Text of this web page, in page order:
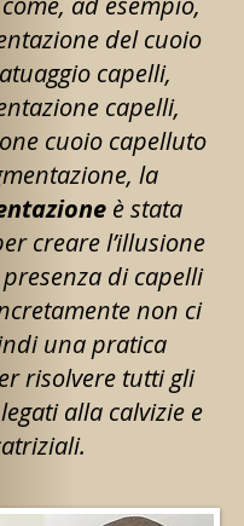
del cuoio
capelli,
capelli,
cuoio capelluto
la
è stata
creare l’illusione
di capelli
non ci
una pratica
risolvere tutti gli
alla calvizie e